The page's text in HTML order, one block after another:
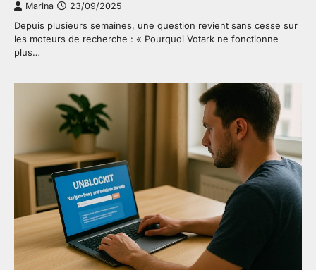
Marina 23/09/2025
Depuis plusieurs semaines, une question revient sans cesse sur
les moteurs de recherche : « Pourquoi Votark ne fonctionne
plus…